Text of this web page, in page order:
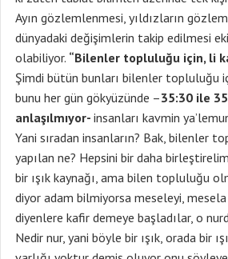
Ayın gözlemlenmesi, yıldızların
dünyadaki değişimlerin takip edilmesi
olabiliyor. “Bilenler topluluğu için, li
Şimdi bütün bunları bilenler topluluğu
bunu her gün gökyüzünde –35:30 ile
anlaşılmıyor- insanları kavmin
Yani sıradan insanların? Bak, bilenler
yapılan ne? Hepsini bir daha
bir ışık kaynağı, ama bilen topluluğu
diyor adam bilmiyorsa meseleyi, mesela
diyenlere kafir demeye başladılar, o
Nedir nur, yani böyle bir ışık, orada bir